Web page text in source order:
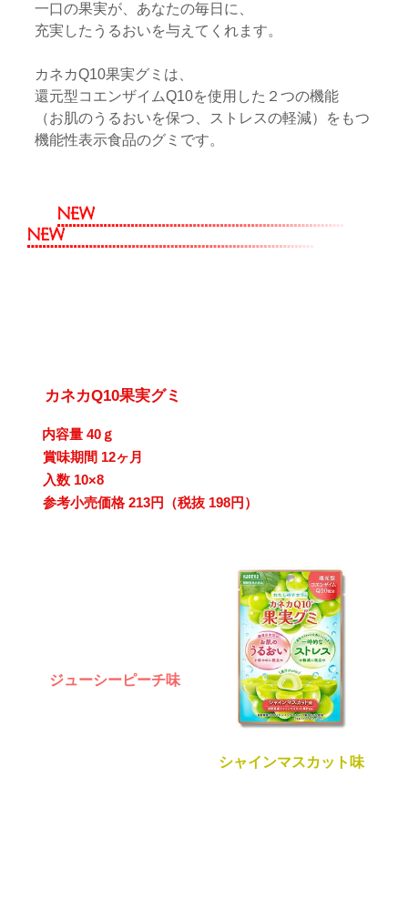
一口の果実が、あなたの毎日に、
充実したうるおいを与えてくれます。
カネカQ10果実グミは、
還元型コエンザイムQ10を使用した２つの機能
（お肌のうるおいを保つ、ストレスの軽減）をもつ
機能性表示食品のグミです。
カネカQ10果実グミ
内容量 40ｇ
賞味期間 12ヶ月
入数 10×8
参考小売価格 213円（税抜 198円）
ジューシーピーチ味
シャインマスカット味